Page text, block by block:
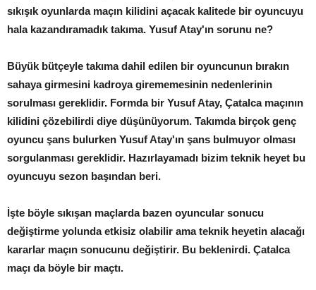
sıkışık oyunlarda maçın kilidini açacak kalitede bir oyuncuyu
hala kazandıramadık takıma. Yusuf Atay'ın sorunu ne?
Büyük bütçeyle takıma dahil edilen bir oyuncunun bırakın
sahaya girmesini kadroya girememesinin nedenlerinin
sorulması gereklidir. Formda bir Yusuf Atay, Çatalca maçının
kilidini çözebilirdi diye düşünüyorum. Takımda birçok genç
oyuncu şans bulurken Yusuf Atay'ın şans bulmuyor olması
sorgulanması gereklidir. Hazırlayamadı bizim teknik heyet bu
oyuncuyu sezon başından beri.
İşte böyle sıkışan maçlarda bazen oyuncular sonucu
değiştirme yolunda etkisiz olabilir ama teknik heyetin alacağı
kararlar maçın sonucunu değiştirir. Bu beklenirdi. Çatalca
maçı da böyle bir maçtı.